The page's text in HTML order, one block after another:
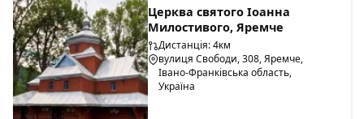
Церква святого Іоанна
Милостивого, Яремче
Дистанція: 4км
вулиця Свободи, 308, Яремче,
Івано-Франківська область,
Україна